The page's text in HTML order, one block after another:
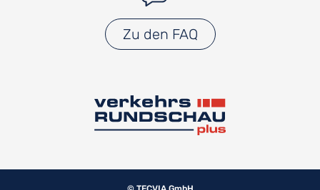
Zu den FAQ